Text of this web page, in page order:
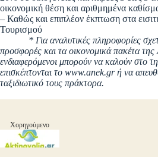
οικονομική θέση και αριθμημένα
– Καθώς και επιπλέον έκπτωση στα
Τουρισμού
* Για αναλυτικές πληροφορίες
προσφορές και τα οικονομικά πακέτα
ενδιαφερόμενοι μπορούν να καλούν στο
επισκέπτονται το www.anek.gr ή να
ταξιδιωτικό τους πράκτορα.
Χορηγούμενο